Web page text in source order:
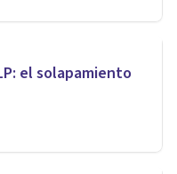
el solapamiento